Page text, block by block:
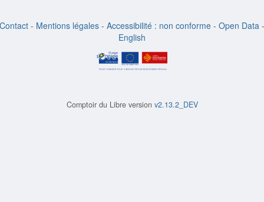
Contact - Mentions légales - Accessibilité : non conforme - Open Data -
English
Comptoir du Libre version v2.13.2_DEV